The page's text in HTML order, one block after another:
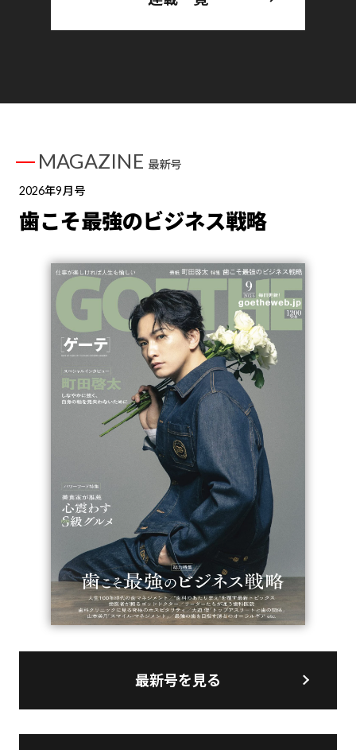
MAGAZINE 最新号
2026年9月号
歯こそ最強のビジネス戦略
最新号を見る